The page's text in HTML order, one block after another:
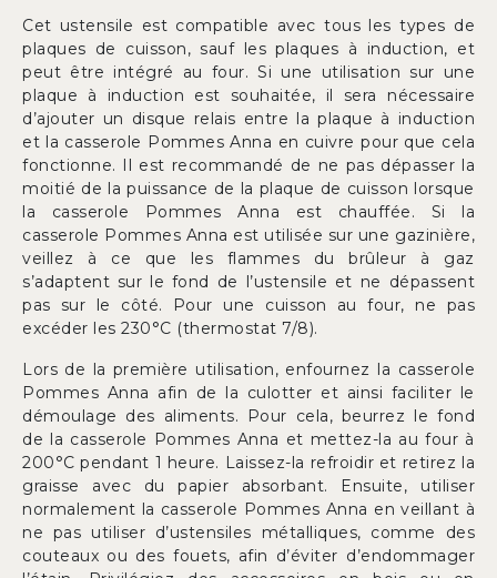
Cet ustensile est compatible avec tous les types de
plaques de cuisson, sauf les plaques à induction, et
peut être intégré au four. Si une utilisation sur une
plaque à induction est souhaitée, il sera nécessaire
d’ajouter un disque relais entre la plaque à induction
et la casserole Pommes Anna en cuivre pour que cela
fonctionne. Il est recommandé de ne pas dépasser la
moitié de la puissance de la plaque de cuisson lorsque
la casserole Pommes Anna est chauffée. Si la
casserole Pommes Anna est utilisée sur une gazinière,
veillez à ce que les flammes du brûleur à gaz
s’adaptent sur le fond de l’ustensile et ne dépassent
pas sur le côté. Pour une cuisson au four, ne pas
excéder les 230°C (thermostat 7/8).
Lors de la première utilisation, enfournez la casserole
Pommes Anna afin de la culotter et ainsi faciliter le
démoulage des aliments. Pour cela, beurrez le fond
de la casserole Pommes Anna et mettez-la au four à
200°C pendant 1 heure. Laissez-la refroidir et retirez la
graisse avec du papier absorbant. Ensuite, utiliser
normalement la casserole Pommes Anna en veillant à
ne pas utiliser d’ustensiles métalliques, comme des
couteaux ou des fouets, afin d’éviter d’endommager